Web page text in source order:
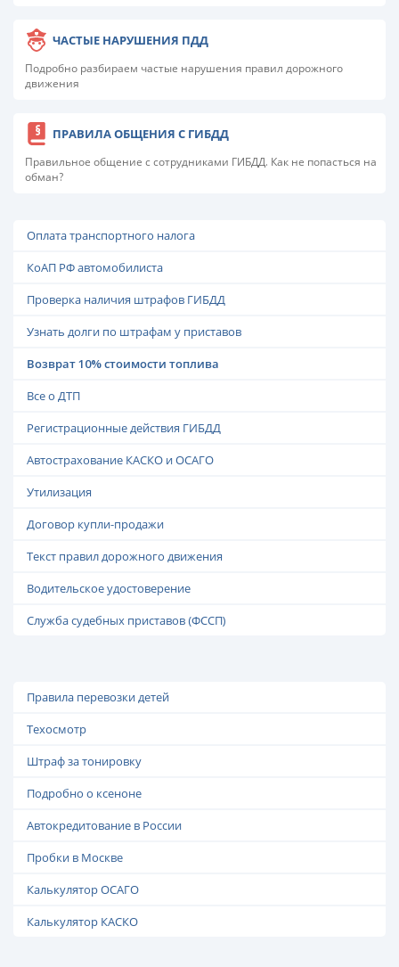
ЧАСТЫЕ НАРУШЕНИЯ ПДД
Подробно разбираем частые нарушения правил дорожного
движения
ПРАВИЛА ОБЩЕНИЯ С ГИБДД
Правильное общение с сотрудниками ГИБДД. Как не попасться на
обман?
Оплата транспортного налога
КоАП РФ автомобилиста
Проверка наличия штрафов ГИБДД
Узнать долги по штрафам у приставов
Возврат 10% стоимости топлива
Все о ДТП
Регистрационные действия ГИБДД
Автострахование КАСКО и ОСАГО
Утилизация
Договор купли-продажи
Текст правил дорожного движения
Водительское удостоверение
Служба судебных приставов (ФССП)
Правила перевозки детей
Техосмотр
Штраф за тонировку
Подробно о ксеноне
Автокредитование в России
Пробки в Москве
Калькулятор ОСАГО
Калькулятор КАСКО